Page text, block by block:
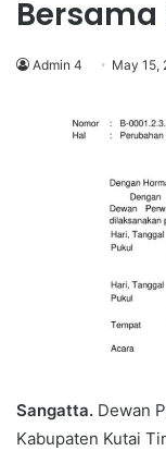
Bersama
Admin 4 May 15,
Sangatta. Dewan
Kabupaten Kutai